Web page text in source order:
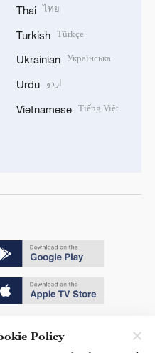
Thai ไทย
Turkish Türkçe
Ukrainian Українська
Urdu اردو
Vietnamese Tiếng Việt
Policy